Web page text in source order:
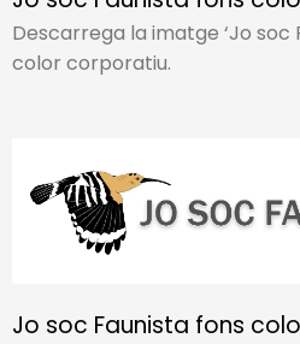
Descarrega la imatge ‘Jo soc
color corporatiu.
Jo soc Faunista fons